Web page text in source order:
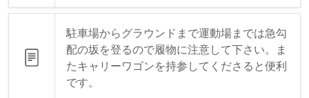
駐車場からグラウンドまで運動場までは急勾
配の坂を登るので履物に注意して下さい。ま
たキャリーワゴンを持参してくださると便利
です。